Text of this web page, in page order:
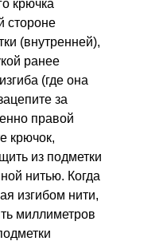
крючка
стороне
(внутренней),
ранее
(где она
за
правой
крючок,
из подметки
нитью. Когда
изгибом нити,
миллиметров